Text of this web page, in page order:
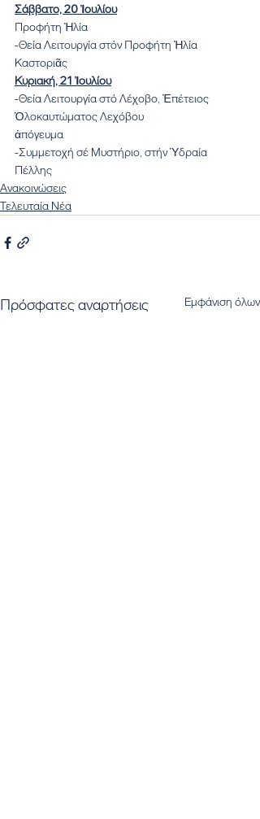
Σάββατο, 20 Ἰουλίου
Προφήτη Ἠλία
-Θεία Λειτουργία στόν Προφήτη Ἠλία
Καστοριᾶς
Κυριακή, 21 Ἰουλίου
-Θεία Λειτουργία στό Λέχοβο, Ἐπέτειος
Ὁλοκαυτώματος Λεχόβου
ἀπόγευμα
-Συμμετοχή σέ Μυστήριο, στήν Ὑδραία
Πέλλης
Ανακοινώσεις
Τελευταία Νέα
Πρόσφατες αναρτήσεις Εμφάνιση όλων